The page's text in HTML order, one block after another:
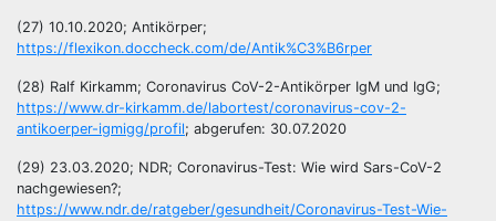
(27) 10.10.2020; Antikörper;
https://flexikon.doccheck.com/de/Antik%C3%B6rper
(28) Ralf Kirkamm; Coronavirus CoV-2-Antikörper IgM und IgG;
https://www.dr-kirkamm.de/labortest/coronavirus-cov-2-
antikoerper-igmigg/profil; abgerufen: 30.07.2020
(29) 23.03.2020; NDR; Coronavirus-Test: Wie wird Sars-CoV-2
nachgewiesen?;
https://www.ndr.de/ratgeber/gesundheit/Coronavirus-Test-Wie-